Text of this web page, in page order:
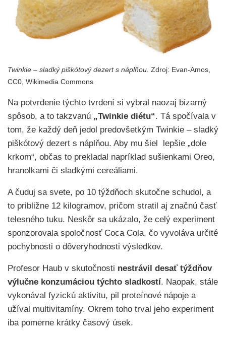
Twinkie – sladký piškótový dezert s náplňou. Zdroj: Evan-Amos,
CC0, Wikimedia Commons
Na potvrdenie týchto tvrdení si vybral naozaj bizarný
spôsob, a to takzvanú „Twinkie diétu“. Tá spočívala v
tom, že každý deň jedol predovšetkým Twinkie – sladký
piškótový dezert s náplňou. Aby mu šiel lepšie „dole
krkom“, občas to prekladal napríklad sušienkami Oreo,
hranolkami či sladkými cereáliami.
A čuduj sa svete, po 10 týždňoch skutočne schudol, a
to približne 12 kilogramov, pričom stratil aj značnú časť
telesného tuku. Neskôr sa ukázalo, že celý experiment
sponzorovala spoločnosť Coca Cola, čo vyvoláva určité
pochybnosti o dôveryhodnosti výsledkov.
Profesor Haub v skutočnosti nestrávil desať týždňov
výlučne konzumáciou týchto sladkostí. Naopak, stále
vykonával fyzickú aktivitu, pil proteínové nápoje a
užíval multivitamíny. Okrem toho trval jeho experiment
iba pomerne krátky časový úsek.